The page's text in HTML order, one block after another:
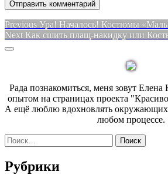
Навигация
по
Previous Previous
post:
Ура! Началось! Костюмы
Next Next
Как сшить плащ-накидку или
Sidebar
Рада познакомиться, меня зовут
опытом на страницах проекта
А ещё люблю вдохновлять окружающих
любом процессе.
Найти:
Рубрики